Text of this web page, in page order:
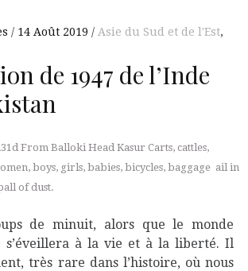
14 Août 2019 Asie du Sud et de l'Est,
de 1947 de l’Inde
From Balloki Head Kasur Carts, cattles,
boys, girls, babies, bicycles, baggage  ail in
of dust.
de minuit, alors que le monde
s’éveillera à la vie et à la liberté. Il
très rare dans l’histoire, où nous